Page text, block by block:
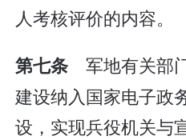
人考核评价的内容。
第七条 军地有关部
建设纳入国家电子政
设，实现兵役机关与